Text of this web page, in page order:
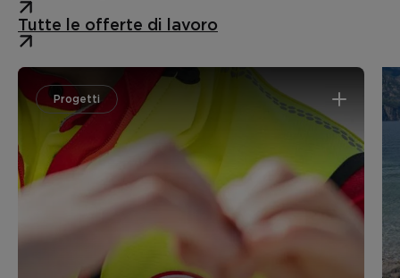
Tutte le offerte di lavoro
Progetti